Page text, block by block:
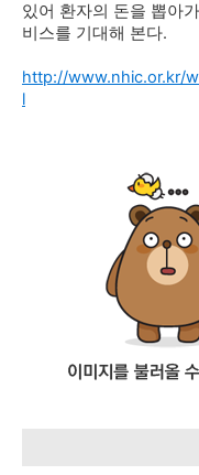
있어 환자의 돈을 뽑아
비스를 기대해 본다.
http://www.nhic.or.kr/
l